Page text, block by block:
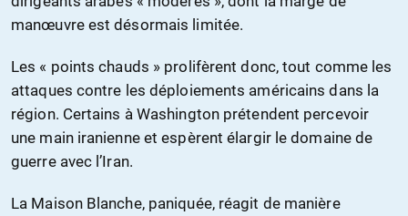
manœuvre est désormais limitée.
Les « points chauds » prolifèrent donc, tout comme les
attaques contre les déploiements américains dans la
région. Certains à Washington prétendent percevoir
une main iranienne et espèrent élargir le domaine de
guerre avec l’Iran.
La Maison Blanche, paniquée, réagit de manière